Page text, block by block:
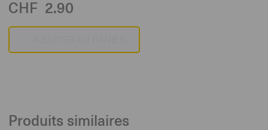
CHF 2.90
Produits similaires